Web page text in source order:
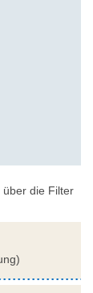
über die Filter